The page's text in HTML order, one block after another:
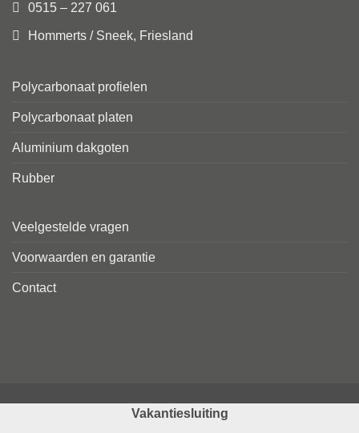
0515 – 227 061
Hommerts / Sneek, Friesland
Polycarbonaat profielen
Polycarbonaat platen
Aluminium dakgoten
Rubber
Veelgestelde vragen
Voorwaarden en garantie
Contact
Vakantiesluiting